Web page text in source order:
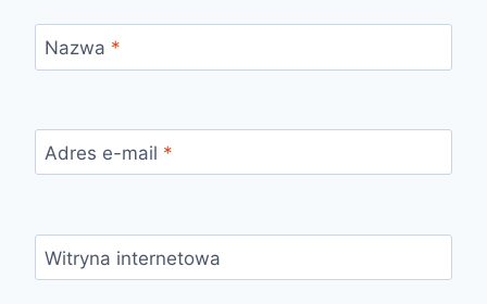
Nazwa *
Adres e-mail *
Witryna internetowa